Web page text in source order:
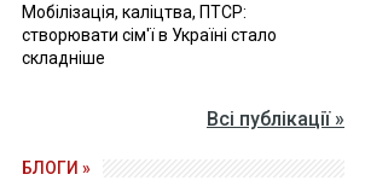
Мобілізація, каліцтва, ПТСР:
створювати сім'ї в Україні стало
складніше
Всі публікації »
БЛОГИ »